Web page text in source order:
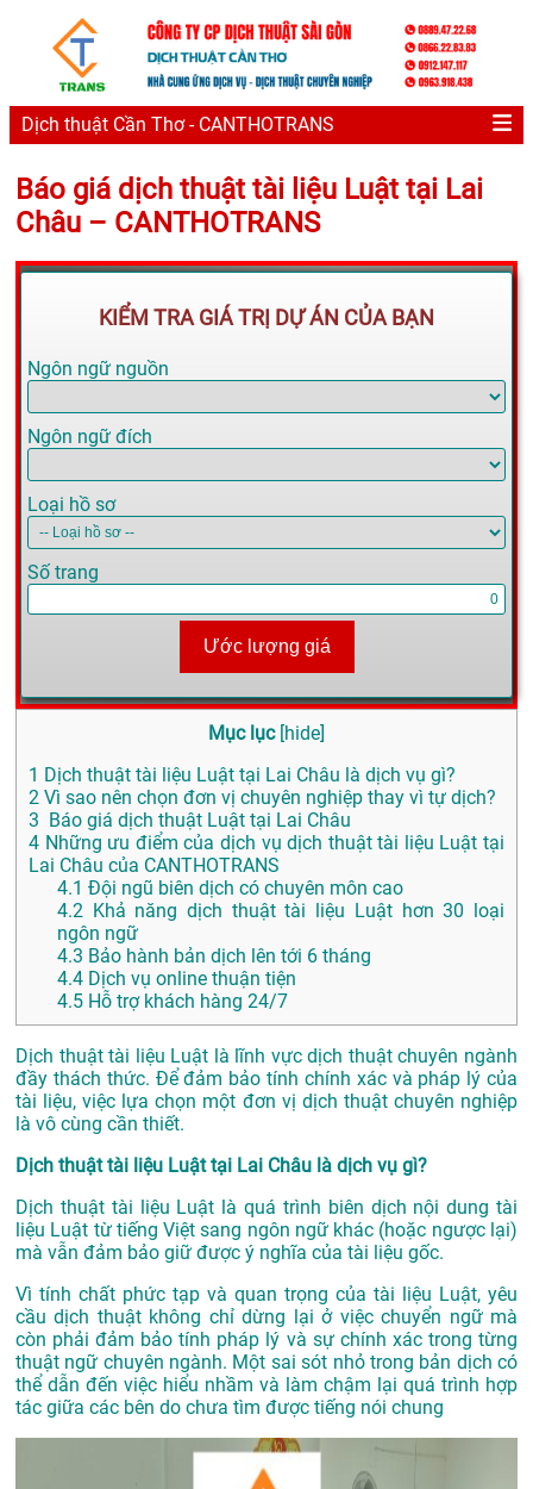
Dịch thuật Cần Thơ - CANTHOTRANS
Báo giá dịch thuật tài liệu Luật tại Lai
Châu – CANTHOTRANS
KIỂM TRA GIÁ TRỊ DỰ ÁN CỦA BẠN
Ngôn ngữ nguồn
Ngôn ngữ đích
Loại hồ sơ
Số trang
Ước lượng giá
Mục lục [hide]
1 Dịch thuật tài liệu Luật tại Lai Châu là dịch vụ gì?
2 Vì sao nên chọn đơn vị chuyên nghiệp thay vì tự dịch?
3 Báo giá dịch thuật Luật tại Lai Châu
4 Những ưu điểm của dịch vụ dịch thuật tài liệu Luật tại
Lai Châu của CANTHOTRANS
4.1 Đội ngũ biên dịch có chuyên môn cao
4.2 Khả năng dịch thuật tài liệu Luật hơn 30 loại
ngôn ngữ
4.3 Bảo hành bản dịch lên tới 6 tháng
4.4 Dịch vụ online thuận tiện
4.5 Hỗ trợ khách hàng 24/7
Dịch thuật tài liệu Luật là lĩnh vực dịch thuật chuyên ngành
đầy thách thức. Để đảm bảo tính chính xác và pháp lý của
tài liệu, việc lựa chọn một đơn vị dịch thuật chuyên nghiệp
là vô cùng cần thiết.
Dịch thuật tài liệu Luật tại Lai Châu là dịch vụ gì?
Dịch thuật tài liệu Luật là quá trình biên dịch nội dung tài
liệu Luật từ tiếng Việt sang ngôn ngữ khác (hoặc ngược lại)
mà vẫn đảm bảo giữ được ý nghĩa của tài liệu gốc.
Vì tính chất phức tạp và quan trọng của tài liệu Luật, yêu
cầu dịch thuật không chỉ dừng lại ở việc chuyển ngữ mà
còn phải đảm bảo tính pháp lý và sự chính xác trong từng
thuật ngữ chuyên ngành. Một sai sót nhỏ trong bản dịch có
thể dẫn đến việc hiểu nhầm và làm chậm lại quá trình hợp
tác giữa các bên do chưa tìm được tiếng nói chung